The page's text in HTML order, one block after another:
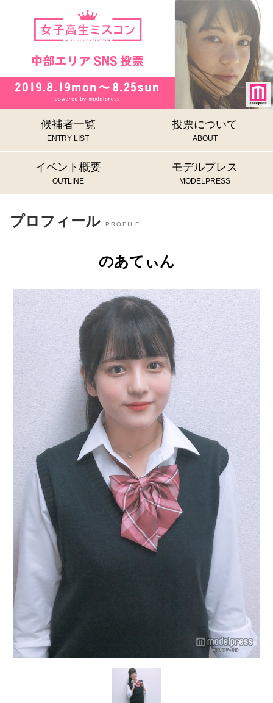
候補者一覧
ENTRY LIST
投票について
ABOUT
イベント概要
OUTLINE
モデルプレス
MODELPRESS
プロフィール PROFILE
のあてぃん